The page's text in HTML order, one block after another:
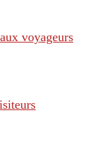
voyageurs